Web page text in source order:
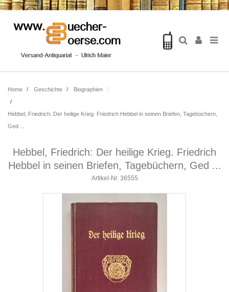
Home Geschichte Biographien
Hebbel, Friedrich: Der heilige Krieg. Friedrich Hebbel in seinen Briefen, Tagebüchern,
Ged ...
Hebbel, Friedrich: Der heilige Krieg. Friedrich
Hebbel in seinen Briefen, Tagebüchern, Ged ...
Artikel-Nr. 36555